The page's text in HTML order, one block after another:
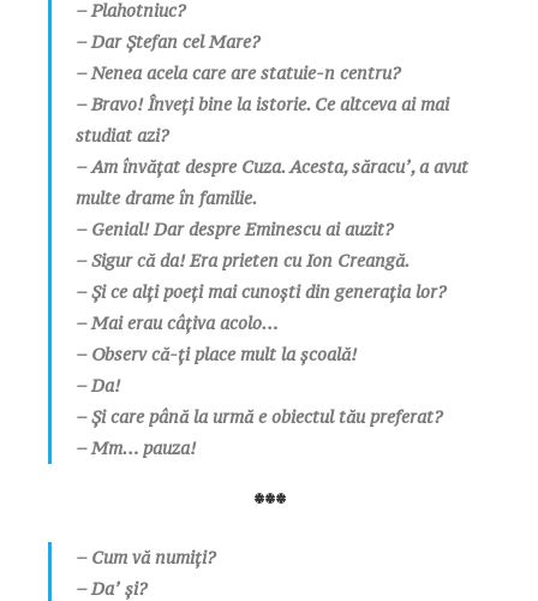
– Plahotniuc?
– Dar Ștefan cel Mare?
– Nenea acela care are statuie-n centru?
– Bravo! Înveți bine la istorie. Ce altceva ai mai
studiat azi?
– Am învățat despre Cuza. Acesta, săracuʼ, a avut
multe drame în familie.
– Genial! Dar despre Eminescu ai auzit?
– Sigur că da! Era prieten cu Ion Creangă.
– Și ce alți poeți mai cunoști din generația lor?
– Mai erau câțiva acolo…
– Observ că-ți place mult la școală!
– Da!
– Și care până la urmă e obiectul tău preferat?
– Mm… pauza!
***
– Cum vă numiți?
– Daʼ și?